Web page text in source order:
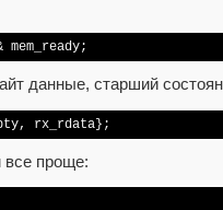
mem_ready;
данные, старший
rx_rdata};
все проще: